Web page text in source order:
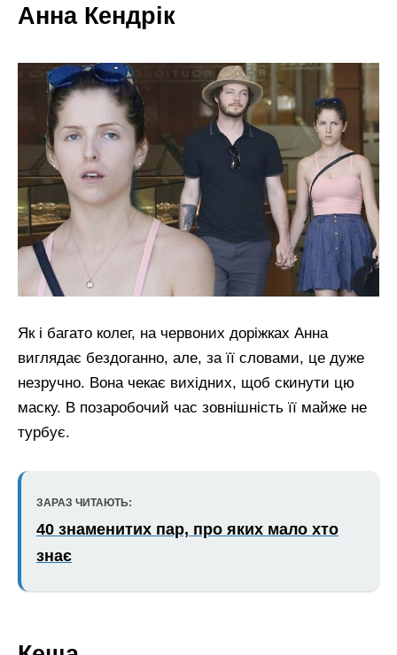
Анна Кендрік
Як і багато колег, на червоних доріжках Анна
виглядає бездоганно, але, за її словами, це дуже
незручно. Вона чекає вихідних, щоб скинути цю
маску. В позаробочий час зовнішність її майже не
турбує.
ЗАРАЗ ЧИТАЮТЬ:
40 знаменитих пар, про яких мало хто
знає